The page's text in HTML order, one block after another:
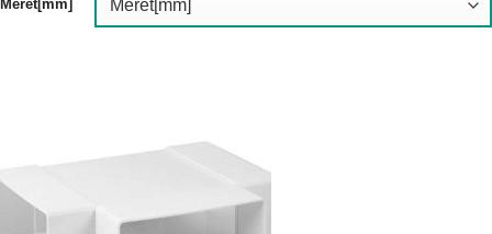
Méret[mm]